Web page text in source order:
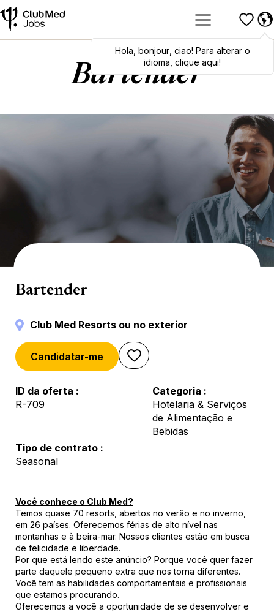
Hola,bonjour,ciao! To switch
languages, click here!
Hola bonjour, ciao! Para alterar o
idioma, clique aqui!
Bartender
Catering & Bar
Bartender
Club Med Resorts ou no exterior
Candidatar-me
ID da oferta
R-709
Categoria
Hotelaria & Serviços
de Alimentação e
Bebidas
Tipo de contrato
Seasonal
Você conhece o Club Med?
Temos quase 70 resorts, abertos no verão e no inverno,
em 26 países. Oferecemos férias de alto nível nas
montanhas e à beira-mar. Nossos clientes estão em busca
de felicidade e liberdade.
Por que está lendo este anúncio? Porque você quer fazer
parte daquele pequeno extra que nos torna diferentes.
Você tem as habilidades comportamentais e profissionais
que estamos procurando.
Oferecemos a você a oportunidade de se desenvolver e